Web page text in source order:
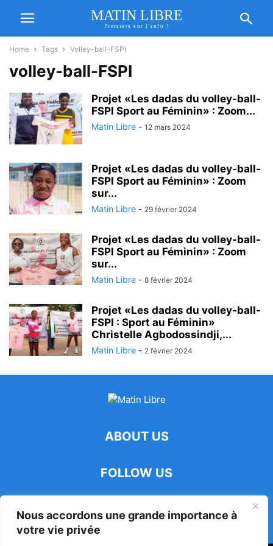
Nous accordons une grande importance à
votre vie privée
MATIN LIBRE
Premiers sur l'info !
Home Tags Volley-ball-FSPI
volley-ball-FSPI
Projet «Les dadas du volley-ball-
FSPI Sport au Féminin» : Zoom...
Matin Libre - 12 mars 2024
Projet «Les dadas du volley-ball-
FSPI Sport au Féminin» : Zoom
sur...
Matin Libre - 29 février 2024
Projet «Les dadas du volley-ball-
FSPI Sport au Féminin» : Zoom
sur...
Matin Libre - 8 février 2024
Projet «Les dadas du volley-ball-
FSPI : Sport au Féminin»
Christelle Agbodossindji,...
Matin Libre - 2 février 2024
ABOUT US
FOLLOW US